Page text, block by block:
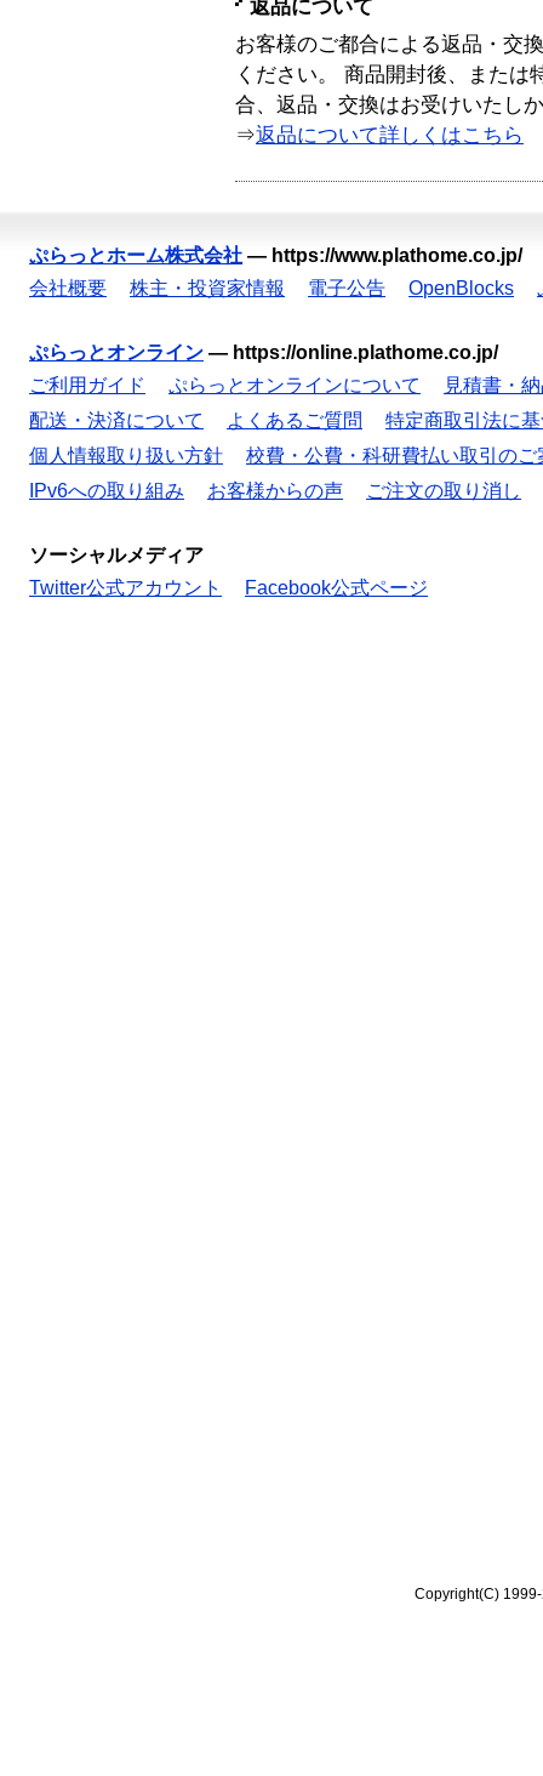
返品について
お客様のご都合による返品・交
ください。 商品開封後、または
合、返品・交換はお受けいたし
⇒返品について詳しくはこちら
ぷらっとホーム株式会社 — https://www.plathome.co.jp/
会社概要
株主・投資家情報 電子公告 OpenBlocks
ぷらっとオンライン — https://online.plathome.co.jp/
ご利用ガイド
ぷらっとオンラインについて
見積書・
配送・決済について
よくあるご質問
特定商取引法に
個人情報取り扱い方針
校費・公費・科研費払い取引のご
IPv6への取り組み
お客様からの声 ご注文の取り消し
ソーシャルメディア
Twitter公式アカウント
Facebook公式ページ
Copyright(C)